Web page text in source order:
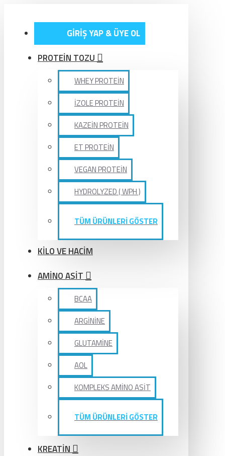
GİRİŞ YAP & ÜYE OL
PROTEİN TOZU
WHEY PROTEİN
İZOLE PROTEİN
KAZEİN PROTEİN
ET PROTEİN
VEGAN PROTEİN
HYDROLYZED ( WPH )
TÜM ÜRÜNLERİ GÖSTER
KİLO VE HACİM
AMİNO ASİT
BCAA
ARGİNİNE
GLUTAMİNE
AOL
KOMPLEKS AMİNO ASİT
TÜM ÜRÜNLERİ GÖSTER
KREATİN